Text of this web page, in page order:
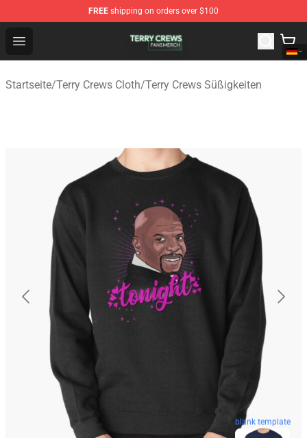
FREE shipping on orders over $100
Open menu
Terry Crews Shop - Official Terry Crews Merchandise
Startseite/Terry Crews Cloth/Terry Crews Süßigkeiten
blank template